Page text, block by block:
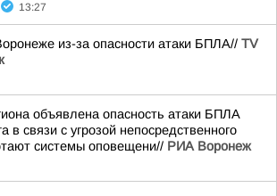
13:27
из-за опасности атаки БПЛА// TV
объявлена опасность атаки БПЛА
в связи с угрозой непосредственного
системы оповещени// РИА Воронеж